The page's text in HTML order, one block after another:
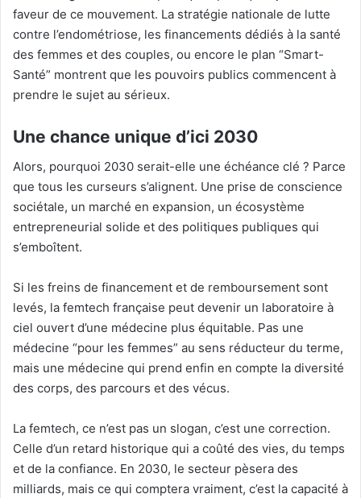
faveur de ce mouvement. La stratégie nationale de lutte
contre l’endométriose, les financements dédiés à la santé
des femmes et des couples, ou encore le plan “Smart-
Santé” montrent que les pouvoirs publics commencent à
prendre le sujet au sérieux.
Une chance unique d’ici 2030
Alors, pourquoi 2030 serait-elle une échéance clé ? Parce
que tous les curseurs s’alignent. Une prise de conscience
sociétale, un marché en expansion, un écosystème
entrepreneurial solide et des politiques publiques qui
s’emboîtent.
Si les freins de financement et de remboursement sont
levés, la femtech française peut devenir un laboratoire à
ciel ouvert d’une médecine plus équitable. Pas une
médecine “pour les femmes” au sens réducteur du terme,
mais une médecine qui prend enfin en compte la diversité
des corps, des parcours et des vécus.
La femtech, ce n’est pas un slogan, c’est une correction.
Celle d’un retard historique qui a coûté des vies, du temps
et de la confiance. En 2030, le secteur pèsera des
milliards, mais ce qui comptera vraiment, c’est la capacité à